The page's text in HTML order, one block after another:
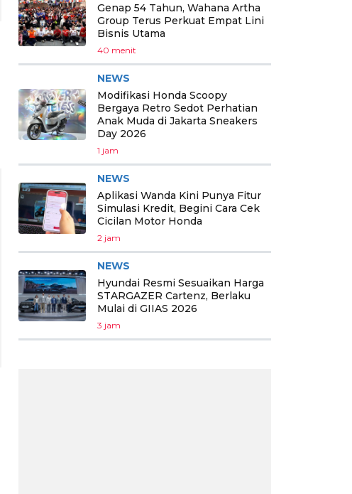
Genap 54 Tahun, Wahana Artha
Group Terus Perkuat Empat Lini
Bisnis Utama
40 menit
NEWS
Modifikasi Honda Scoopy
Bergaya Retro Sedot Perhatian
Anak Muda di Jakarta Sneakers
Day 2026
1 jam
NEWS
Aplikasi Wanda Kini Punya Fitur
Simulasi Kredit, Begini Cara Cek
Cicilan Motor Honda
2 jam
NEWS
Hyundai Resmi Sesuaikan Harga
STARGAZER Cartenz, Berlaku
Mulai di GIIAS 2026
3 jam